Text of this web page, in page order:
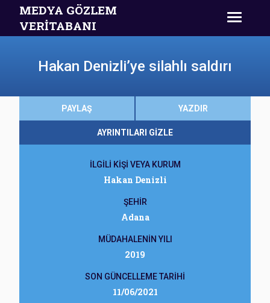
MEDYA GÖZLEM
VERİTABANI
Hakan Denizli’ye silahlı saldırı
PAYLAŞ YAZDIR
AYRINTILARI GİZLE
İLGİLİ KİŞİ VEYA KURUM
Hakan Denizli
ŞEHİR
Adana
MÜDAHALENİN YILI
2019
SON GÜNCELLEME TARİHİ
11/06/2021